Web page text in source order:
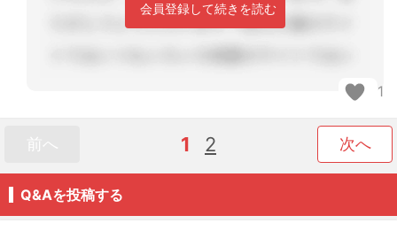
会員登録して続きを読む
1
前へ 1 2 次へ
Q&Aを投稿する